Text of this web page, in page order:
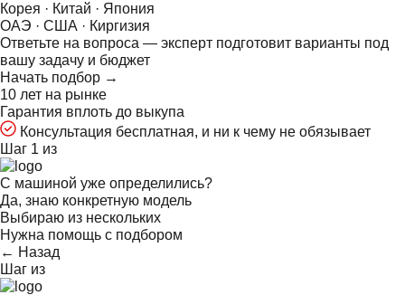
Корея · Китай · Япония
ОАЭ · США · Киргизия
Ответьте на вопроса — эксперт подготовит варианты под
вашу задачу и бюджет
Начать подбор →
10 лет на рынке
Гарантия вплоть до выкупа
Консультация бесплатная, и ни к чему не обязывает
Шаг 1 из
С машиной уже определились?
Да, знаю конкретную модель
Выбираю из нескольких
Нужна помощь с подбором
← Назад
Шаг из